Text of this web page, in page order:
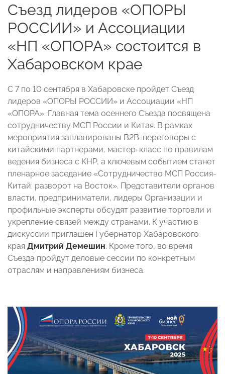
Съезд лидеров «ОПОРЫ
РОССИИ» и Ассоциации
«НП «ОПОРА» состоится в
Хабаровском крае
С 7 по 10 сентября в Хабаровске пройдет Съезд
лидеров «ОПОРЫ РОССИИ» и Ассоциации «НП
«ОПОРА». Главная тема осеннего Съезда посвящена
сотрудничеству МСП России и Китая. В рамках
мероприятия запланированы B2B-переговоры с
китайскими партнерами, мастер-класс по правилам
ведения бизнеса с КНР, а ключевым событием станет
пленарное заседание «Сотрудничество МСП Россия-
Китай: разворот на Восток». Представители органов
власти, предприниматели, лидеры Организации и
профильные эксперты обсудят развитие торговли и
укрепление связей между странами. К участию в
дискуссии приглашен Губернатор Хабаровского
края Дмитрий Демешин. Кроме того, во время
Съезда пройдут деловые сессии по конкретным
отраслям и направлениям бизнеса.